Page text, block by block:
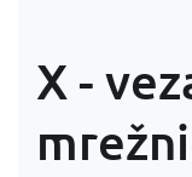
X -